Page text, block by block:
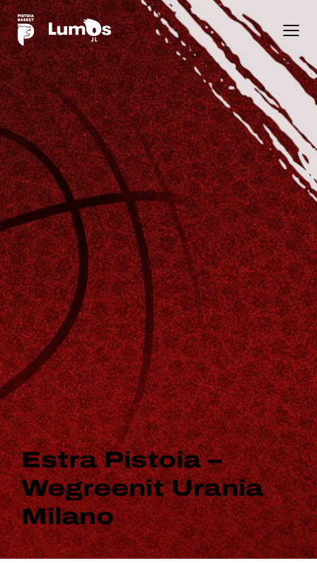
Estra Pistoia –
Wegreenit Urania
Milano